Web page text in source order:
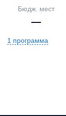
Бюдж. мест
—
1 программа